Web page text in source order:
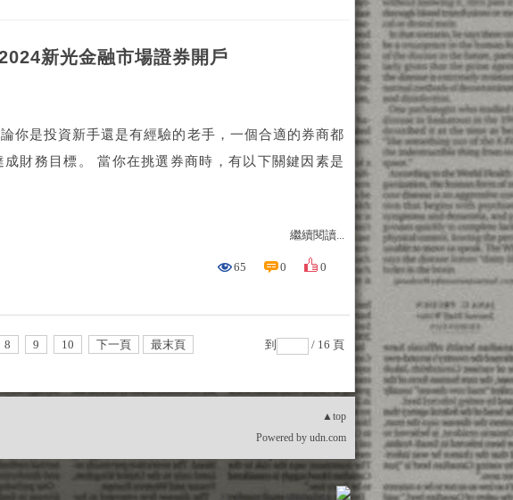
新光金融市場證券開戶
你是投資新手還是有經驗的老手，一個合適的券商都
財務目標。 當你在挑選券商時，有以下關鍵因素是
繼續閱讀...
65 0 0
8 9 10 下一頁 最末頁 到 / 16 頁
▲top
Powered by udn.com